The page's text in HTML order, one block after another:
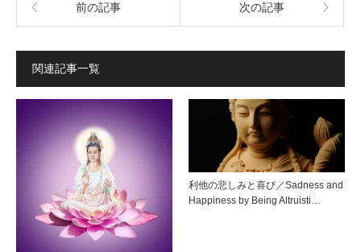
前の記事 次の記事
関連記事一覧
利他の悲しみと喜び／Sadness and
Happiness by Being Altruisti…